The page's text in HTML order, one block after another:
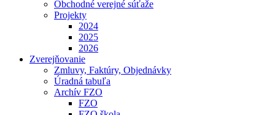
Obchodné verejné súťaže
Projekty
2024
2025
2026
Zverejňovanie
Zmluvy, Faktúry, Objednávky
Úradná tabuľa
Archív FZO
FZO